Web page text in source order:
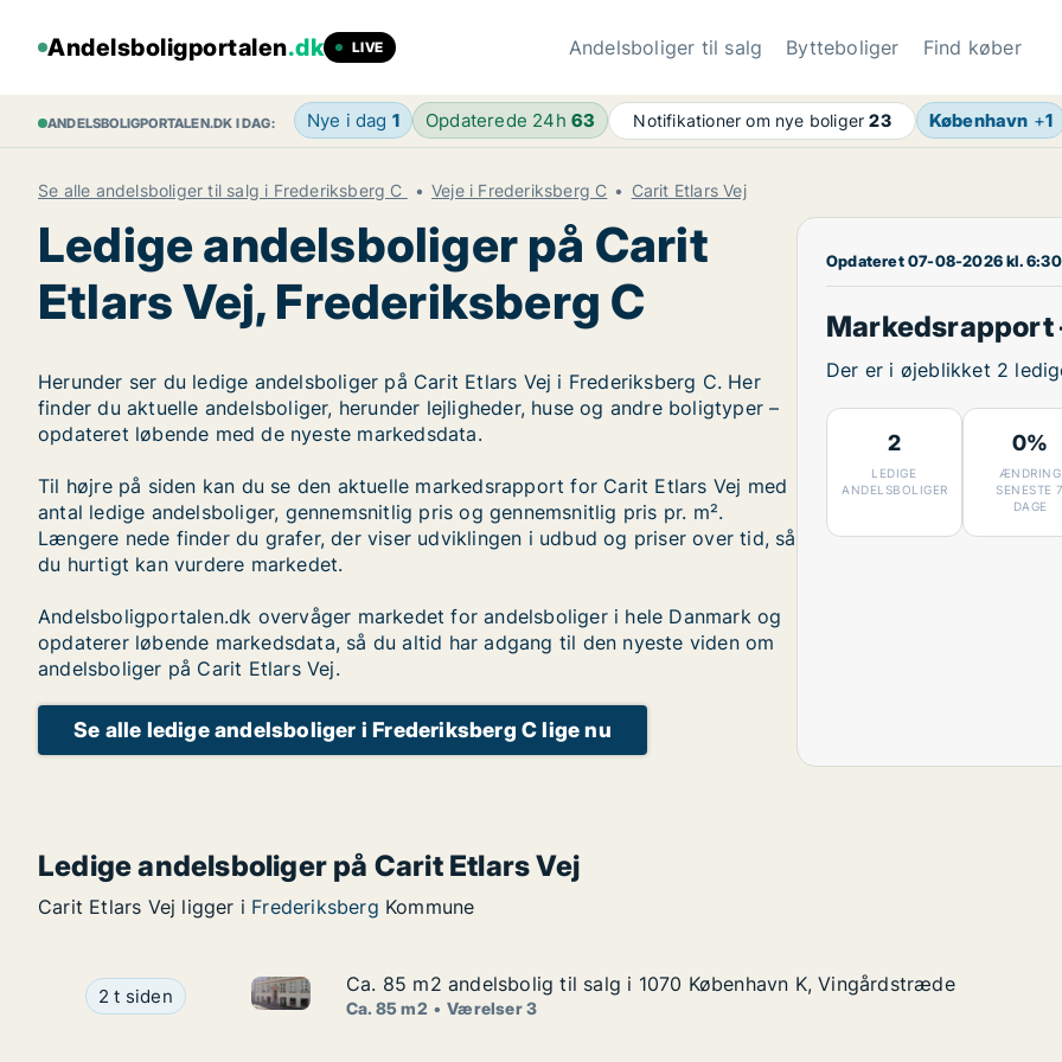
Andelsboligportalen.dk LIVE Andelsboliger til salg Bytteboliger Find køber
ANDELSBOLIGPORTALEN.DK I DAG: Nye i dag 1 Opdaterede 24h63 Notifikationer om nye boliger23 København +1
Se alle andelsboliger til salg i Frederiksberg C Veje i Frederiksberg C Carit Etlars Vej
Ledige andelsboliger på Carit
Etlars Vej, Frederiksberg C
Herunder ser du ledige andelsboliger på Carit Etlars Vej i Frederiksberg C. Her
finder du aktuelle andelsboliger, herunder lejligheder, huse og andre boligtyper –
opdateret løbende med de nyeste markedsdata.
Til højre på siden kan du se den aktuelle markedsrapport for Carit Etlars Vej med
antal ledige andelsboliger, gennemsnitlig pris og gennemsnitlig pris pr. m².
Længere nede finder du grafer, der viser udviklingen i udbud og priser over tid, så
du hurtigt kan vurdere markedet.
Andelsboligportalen.dk overvåger markedet for andelsboliger i hele Danmark og
opdaterer løbende markedsdata, så du altid har adgang til den nyeste viden om
andelsboliger på Carit Etlars Vej.
Se alle ledige andelsboliger i Frederiksberg C lige nu
Opdateret 07-08-2026 kl. 6:30
Markedsrapport
Der er i øjeblikket 2
2
LEDIGE
ANDELSBOLIGER
0%
ÆNDRING
SENESTE 7
DAGE
Ledige andelsboliger på Carit Etlars Vej
Carit Etlars Vej ligger i Frederiksberg Kommune
Ca. 85 m2 andelsbolig til salg i 1070 København K, Vingårdstræde
2 t siden Ca. 85 m2 andelsbolig til salg i 1070 København K, Vingårdstræde
Ca. 85 m2 andelsbolig til salg i 1070 København K, Vingårdstræde
Ca. 85 m2 andelsbolig til salg i 1070 København K, Vingårdstræde
Ca. 85 m2 Værelser 3